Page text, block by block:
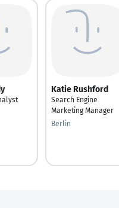
Katie Rushford
Search Engine
Marketing Manager
Berlin